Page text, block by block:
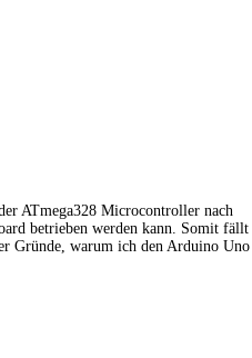
ATmega328 Microcontroller nach
betrieben werden kann. Somit fällt
Gründe, warum ich den Arduino Uno